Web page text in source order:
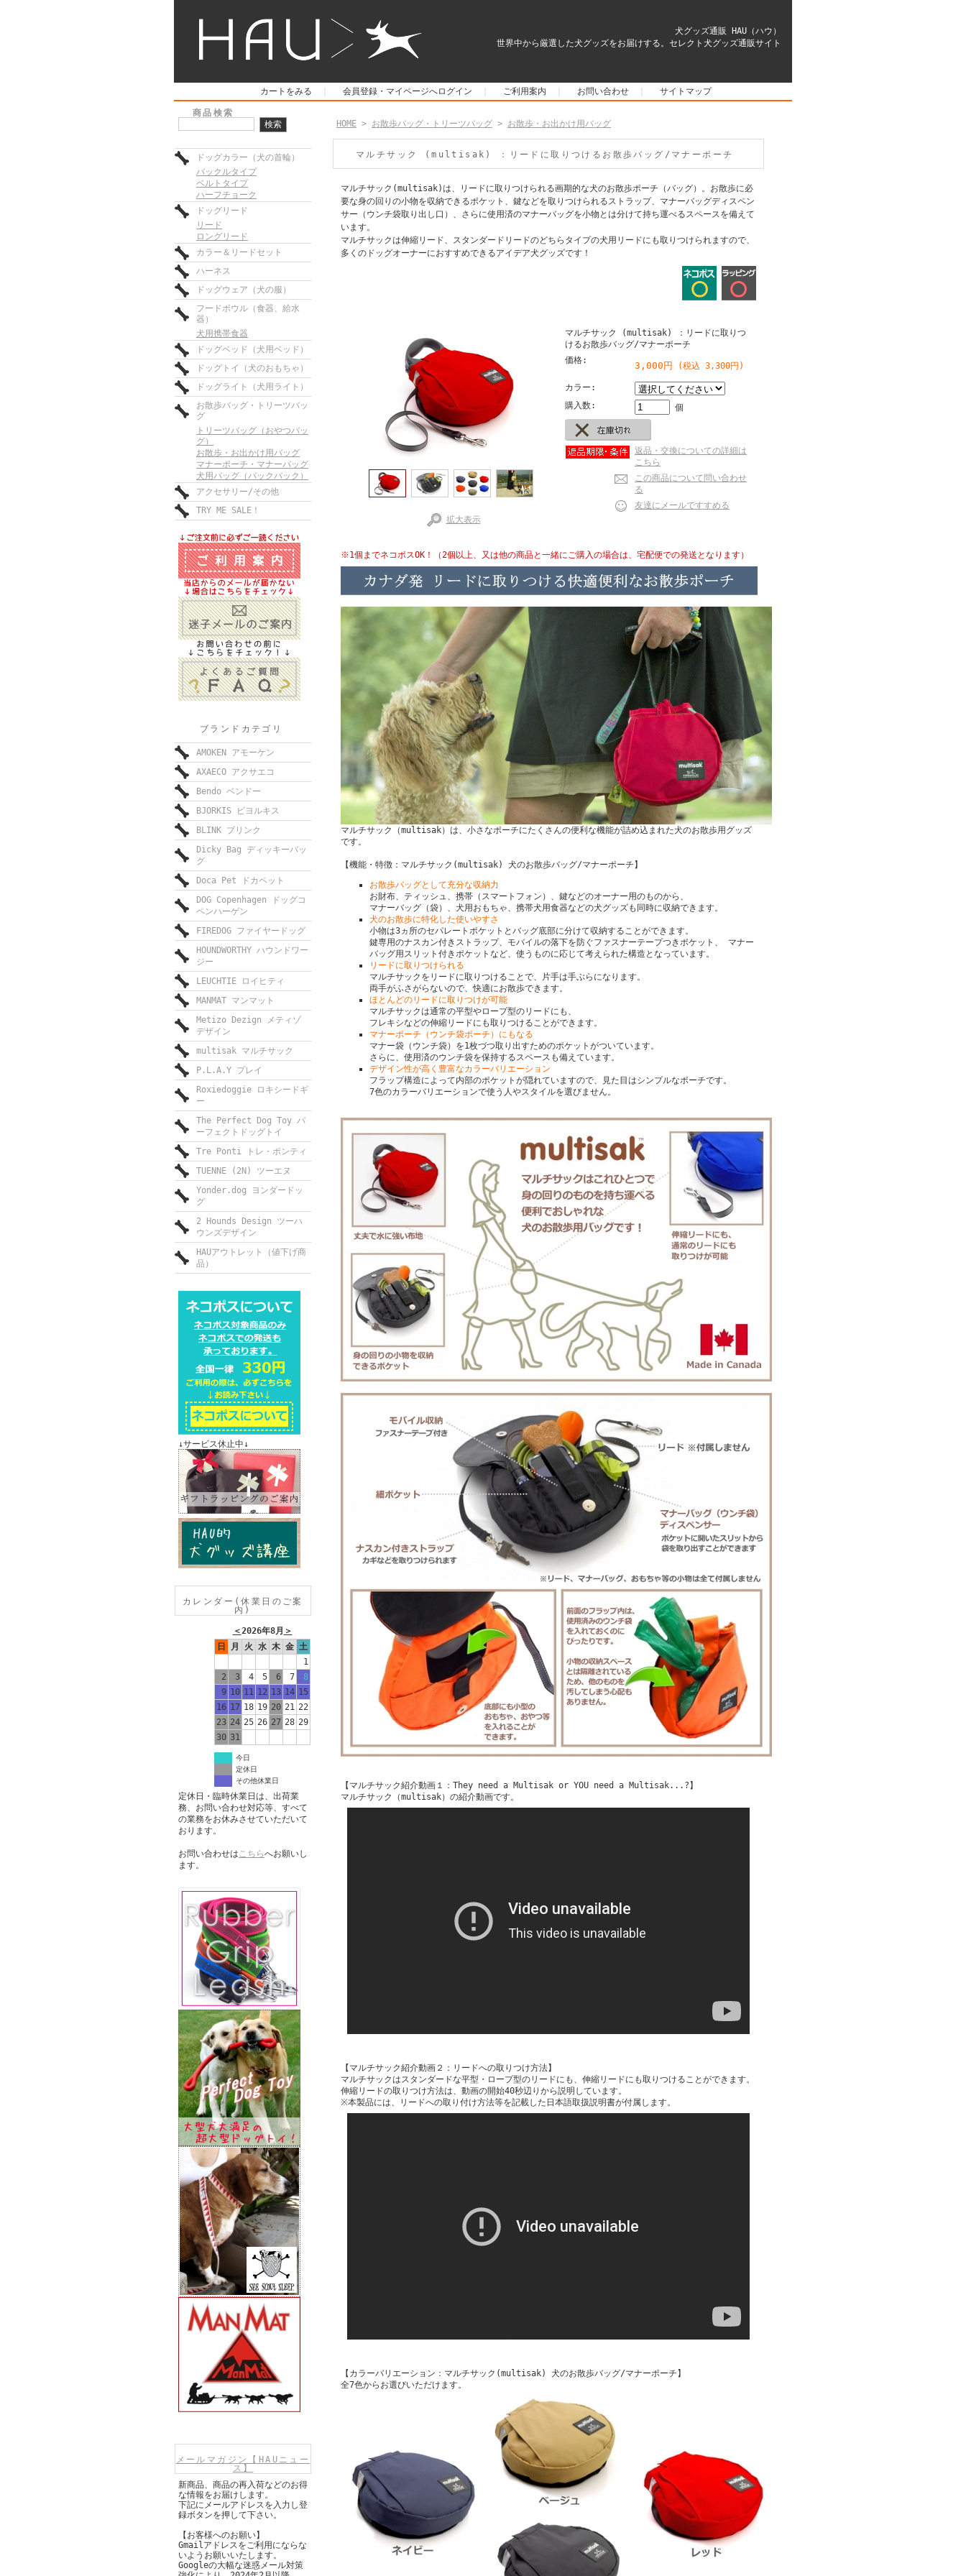
犬グッズ通販 HAU（ハウ）
世界中から厳選した犬グッズをお届けする。セレクト犬グッズ通販サイト
カートをみる 会員登録・マイページへログイン ご利用案内 お問い合わせ サイトマップ
商品検索
ドッグカラー（犬の首輪）
バックルタイプ
ベルトタイプ
ハーフチョーク
ドッグリード
リード
ロングリード
カラー＆リードセット
ハーネス
ドッグウェア（犬の服）
フードボウル（食器、給水
器）
犬用携帯食器
ドッグベッド（犬用ベッド）
ドッグトイ（犬のおもちゃ）
ドッグライト（犬用ライト）
お散歩バッグ・トリーツバッ
グ
トリーツバッグ（おやつバッ
グ）
お散歩・お出かけ用バッグ
マナーポーチ・マナーバッグ
犬用バッグ（バックパック）
アクセサリー/その他
TRY ME SALE！
ブランドカテゴリ
AMOKEN アモーケン
AXAECO アクサエコ
Bendo ベンドー
BJORKIS ビヨルキス
BLINK ブリンク
Dicky Bag ディッキーバッ
グ
Doca Pet ドカペット
DOG Copenhagen ドッグコ
ペンハーゲン
FIREDOG ファイヤードッグ
HOUNDWORTHY ハウンドワー
ジー
LEUCHTIE ロイヒティ
MANMAT マンマット
Metizo Dezign メティゾ
デザイン
multisak マルチサック
P.L.A.Y プレイ
Roxiedoggie ロキシードギ
ー
The Perfect Dog Toy パ
ーフェクトドッグトイ
Tre Ponti トレ・ポンティ
TUENNE (2N) ツーエヌ
Yonder.dog ヨンダードッ
グ
2 Hounds Design ツーハ
ウンズデザイン
HAUアウトレット（値下げ商
品）
↓サービス休止中↓
カレンダー(休業日のご案
内)
＜2026年8月 ＞
日
月 火 水 木 金 土
1
2
3 4 5 6 7
8
9 10 11 12 13 14 15
16 17 18 19 20 21 22
23 24 25 26 27 28 29
30 31
今日
定休日
その他休業日
定休日・臨時休業日は、出荷業
務、お問い合わせ対応等、すべて
の業務をお休みさせていただいて
おります。
お問い合わせはこちらへお願いし
ます。
メールマガジン【HAUニュー
ス】
新商品、商品の再入荷などのお得
な情報をお届けします。
下記にメールアドレスを入力し登
録ボタンを押して下さい。
【お客様へのお願い】
Gmailアドレスをご利用にならな
いようお願いいたします。
Googleの大幅な迷惑メール対策
HOME > お散歩バッグ・トリーツバッグ > お散歩・お出かけ用バッグ
マルチサック (multisak) ：リードに取りつけるお散歩バッグ/マナーポーチ
マルチサック(multisak)は、リードに取りつけられる画期的な犬のお散歩ポーチ（バッグ）。お散歩に必
要な身の回りの小物を収納できるポケット、鍵などを取りつけられるストラップ、マナーバッグディスペン
サー（ウンチ袋取り出し口）、さらに使用済のマナーバッグを小物とは分けて持ち運べるスペースを備えて
います。
マルチサックは伸縮リード、スタンダードリードのどちらタイプの犬用リードにも取りつけられますので、
多くのドッグオーナーにおすすめできるアイデア犬グッズです！
拡大表示
マルチサック (multisak) ：リードに取りつ
けるお散歩バッグ/マナーポーチ
価格:
3,000円 (税込 3,300円)
カラー:
購入数:
個
返品・交換についての詳細は
こちら
この商品について問い合わせ
る
友達にメールですすめる
※1個までネコポスOK！（2個以上、又は他の商品と一緒にご購入の場合は、宅配便での発送となります）
マルチサック（multisak）は、小さなポーチにたくさんの便利な機能が詰め込まれた犬のお散歩用グッズ
です。
【機能・特徴：マルチサック(multisak) 犬のお散歩バッグ/マナーポーチ】
お散歩バッグとして充分な収納力
お財布、ティッシュ、携帯（スマートフォン）、鍵などのオーナー用のものから、
マナーバッグ（袋）、犬用おもちゃ、携帯犬用食器などの犬グッズも同時に収納できます。
犬のお散歩に特化した使いやすさ
小物は3ヵ所のセパレートポケットとバッグ底部に分けて収納することができます。
鍵専用のナスカン付きストラップ、モバイルの落下を防ぐファスナーテープつきポケット、 マナー
バッグ用スリット付きポケットなど、使うものに応じて考えられた構造となっています。
リードに取りつけられる
マルチサックをリードに取りつけることで、片手は手ぶらになります。
両手がふさがらないので、快適にお散歩できます。
ほとんどのリードに取りつけが可能
マルチサックは通常の平型やロープ型のリードにも、
フレキシなどの伸縮リードにも取りつけることができます。
マナーポーチ（ウンチ袋ポーチ）にもなる
マナー袋（ウンチ袋）を1枚づつ取り出すためのポケットがついています。
さらに、使用済のウンチ袋を保持するスペースも備えています。
デザイン性が高く豊富なカラーバリエーション
フラップ構造によって内部のポケットが隠れていますので、見た目はシンプルなポーチです。
7色のカラーバリエーションで使う人やスタイルを選びません。
【マルチサック紹介動画１：They need a Multisak or YOU need a Multisak...?】
マルチサック（multisak）の紹介動画です。
【マルチサック紹介動画２：リードへの取りつけ方法】
マルチサックはスタンダードな平型・ロープ型のリードにも、伸縮リードにも取りつけることができます。
伸縮リードの取りつけ方法は、動画の開始40秒辺りから説明しています。
※本製品には、リードへの取り付け方法等を記載した日本語取扱説明書が付属します。
【カラーバリエーション：マルチサック(multisak) 犬のお散歩バッグ/マナーポーチ】
全7色からお選びいただけます。